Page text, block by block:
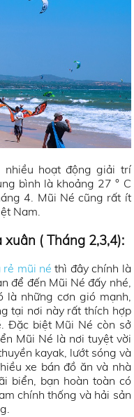
nhiều hoạt động giải trí
bình là khoảng 27 ° C
4. Mũi Né cũng rất ít
Nam.
( Tháng 2,3,4):
rẻ mũi né thì đây chính là
để đến Mũi Né đấy nhé,
là những cơn gió mạnh,
tại nơi này rất thích hợp
Đặc biệt Mũi Né còn sở
Mũi Né là nơi tuyệt vời
kayak, lướt sóng và
xe bán đồ ăn và nhà
biển, bạn hoàn toàn có
chính thống và hải sản